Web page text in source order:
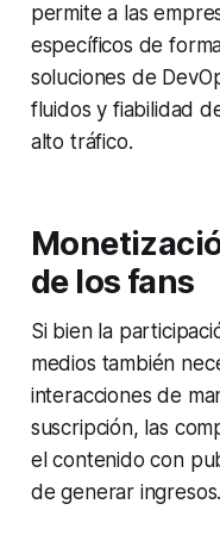
permite a las
específicos de
soluciones de
fluidos y fiabilidad
alto tráfico.
de los fans
Si bien la
medios también
interacciones de
suscripción, las
el contenido con
de generar ingresos.